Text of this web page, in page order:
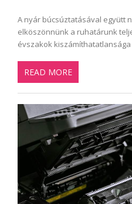
A nyár búcsúztatásával együtt
elköszönnünk a ruhatárunk
évszakok kiszámíthatatlansága
READ MORE